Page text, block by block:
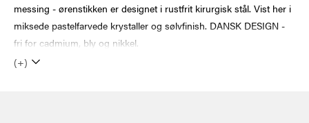
messing - ørenstikken er designet i rustfrit kirurgisk stål. Vist her i
miksede pastelfarvede krystaller og sølvfinish. DANSK DESIGN -
fri for cadmium, bly og nikkel.
(+)